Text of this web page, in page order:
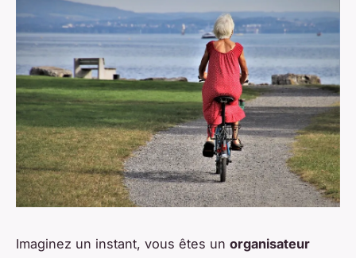
Imaginez un instant, vous êtes un organisateur